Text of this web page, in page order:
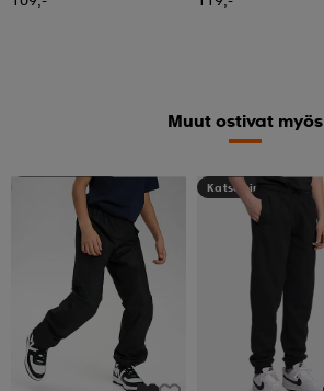
Muut ostivat myös
Kampanja -25% Katso hintaa